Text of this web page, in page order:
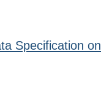
Specification